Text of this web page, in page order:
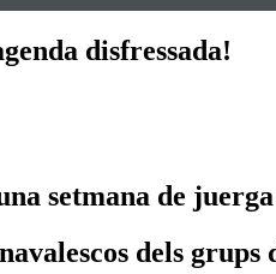
disfressada!
setmana de
dels grups